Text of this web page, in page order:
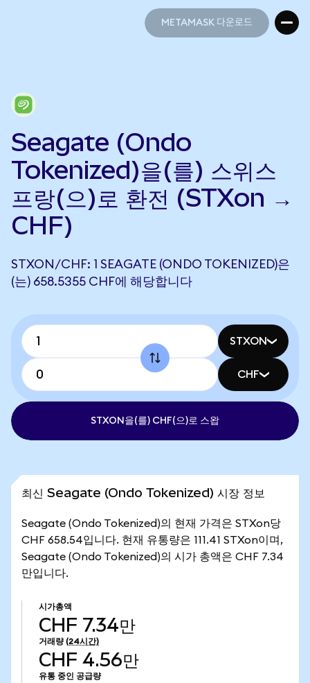
METAMASK 다운로드
Seagate (Ondo
Tokenized)을(를) 스위스
프랑(으)로 환전 (STXon →
CHF)
STXON/CHF: 1 SEAGATE (ONDO TOKENIZED)은
(는) 658.5355 CHF에 해당합니다
STXON
CHF
STXON을(를) CHF(으)로 스왑
최신 Seagate (Ondo Tokenized) 시장 정보
Seagate (Ondo Tokenized)의 현재 가격은 STXon당
CHF 658.54입니다. 현재 유통량은 111.41 STXon이며,
Seagate (Ondo Tokenized)의 시가 총액은 CHF 7.34
만입니다.
시가총액
CHF 7.34만
거래량 (24시간)
CHF 4.56만
유통 중인 공급량